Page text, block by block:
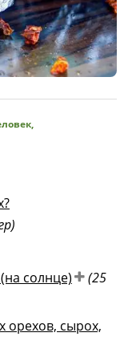
,
солнце)
(25
орехов, сырох,